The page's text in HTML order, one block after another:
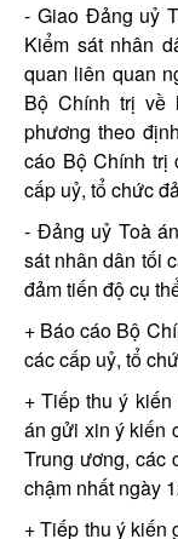
- Giao Đảng uỷ
Kiểm sát nhân
quan liên quan
Bộ Chính trị về
phương theo
cáo Bộ Chính trị
cấp uỷ, tổ chức
- Đảng uỷ Toà
sát nhân dân tối
đảm tiến độ cụ
+ Báo cáo Bộ
các cấp uỷ, tổ
+ Tiếp thu ý
án gửi xin ý kiến
Trung ương, các
chậm nhất ngày
+ Tiếp thu ý kiến